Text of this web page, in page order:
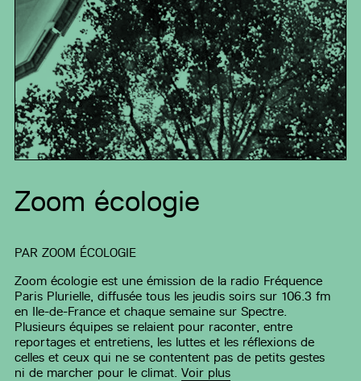
Zoom écologie
PARZOOM ÉCOLOGIE
Zoom écologie est une émission de la radio Fréquence
Paris Plurielle, diffusée tous les jeudis soirs sur 106.3 fm
en Ile-de-France et chaque semaine sur Spectre.
Plusieurs équipes se relaient pour raconter, entre
reportages et entretiens, les luttes et les réflexions de
celles et ceux qui ne se contentent pas de petits gestes
ni de marcher pour le climat.Voir plus